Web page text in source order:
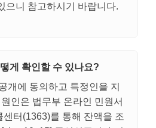
으니 참고하시기 바랍니다.
게 확인할 수 있나요?
개에 동의하고 특정인을 지
인은 법무부 온라인 민원서
센터(1363)를 통해 잔액을 조